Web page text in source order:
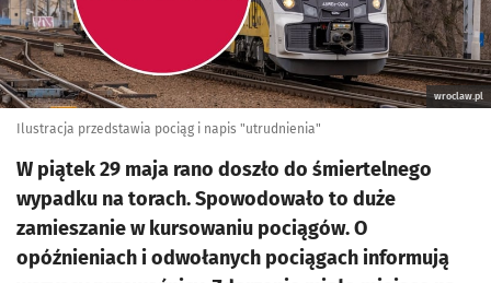
wroclaw.pl
Ilustracja przedstawia pociąg i napis "utrudnienia"
W piątek 29 maja rano doszło do śmiertelnego
wypadku na torach. Spowodowało to duże
zamieszanie w kursowaniu pociągów. O
opóźnieniach i odwołanych pociągach informują